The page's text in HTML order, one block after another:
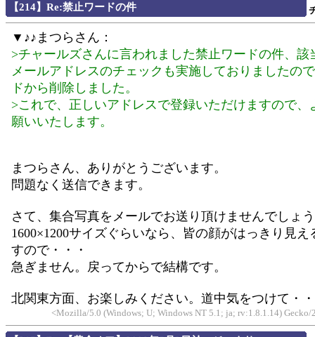
【214】Re:禁止ワードの件
▼♪♪まつらさん：
>チャールズさんに言われました禁止ワードの件、該
メールアドレスのチェックも実施しておりましたの
ドから削除しました。
>これで、正しいアドレスで登録いただけますので、
願いいたします。
まつらさん、ありがとうございます。
問題なく送信できます。
さて、集合写真をメールでお送り頂けませんでしょ
1600×1200サイズぐらいなら、皆の顔がはっきり見え
すので・・・
急ぎません。戻ってからで結構です。
北関東方面、お楽しみください。道中気をつけて・・
<Mozilla/5.0 (Windows; U; Windows NT 5.1; ja; rv:1.8.1.14)